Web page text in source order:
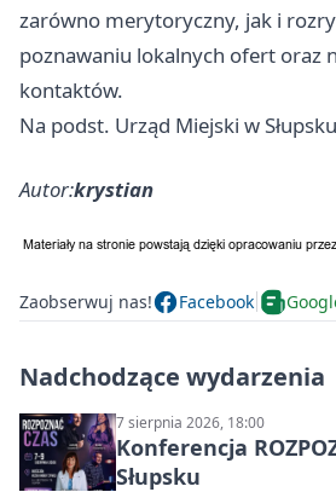
zarówno merytoryczny, jak i
poznawaniu lokalnych ofert oraz
kontaktów.
Na podst. Urząd Miejski w Słupsku
Autor:krystian
Zaobserwuj nas! Facebook
Nadchodzące wydarzenia
7 sierpnia 2026, 18:00
Konferencja
Słupsku